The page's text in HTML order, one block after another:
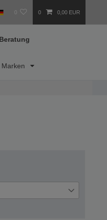
0 0 0,00 EUR
Marken